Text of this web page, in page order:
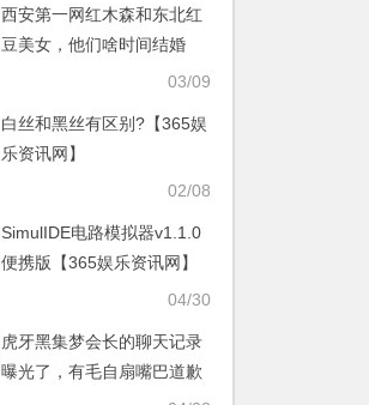
西安第一网红木森和东北红
豆美女，他们啥时间结婚
呢，CP粉很着急【365娱乐
03/09
白丝和黑丝有区别?【365娱
乐资讯网】
02/08
SimulIDE电路模拟器v1.1.0
便携版【365娱乐资讯网】
04/30
虎牙黑集梦会长的聊天记录
曝光了，有毛自扇嘴巴道歉